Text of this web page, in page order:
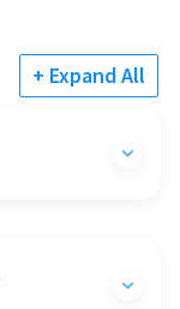
+ Expand All